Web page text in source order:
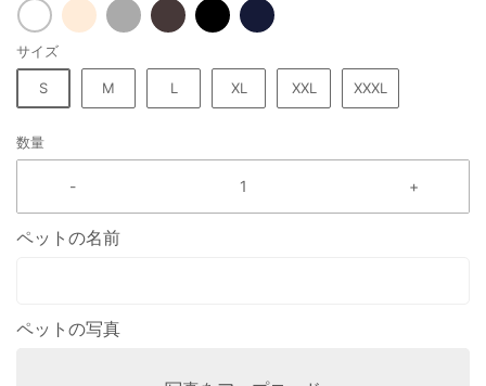
サイズ
S M L XL XXL XXXL
数量
- +
ペットの名前
ペットの写真